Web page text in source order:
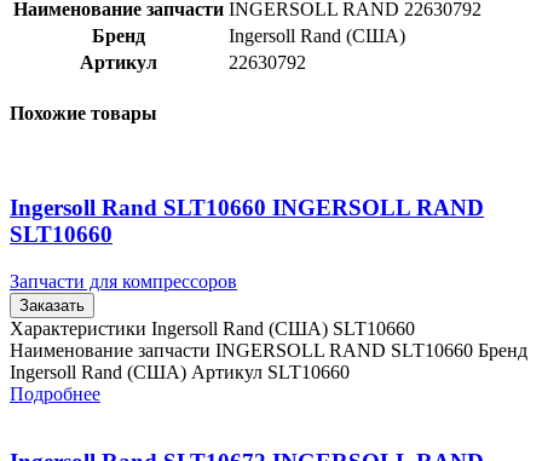
Наименование запчасти INGERSOLL RAND 22630792
Бренд
Ingersoll Rand (США)
Артикул
22630792
Похожие товары
Ingersoll Rand SLT10660 INGERSOLL RAND
SLT10660
Запчасти для компрессоров
Заказать
Характеристики Ingersoll Rand (США) SLT10660
Наименование запчасти INGERSOLL RAND SLT10660 Бренд
Ingersoll Rand (США) Артикул SLT10660
Подробнее